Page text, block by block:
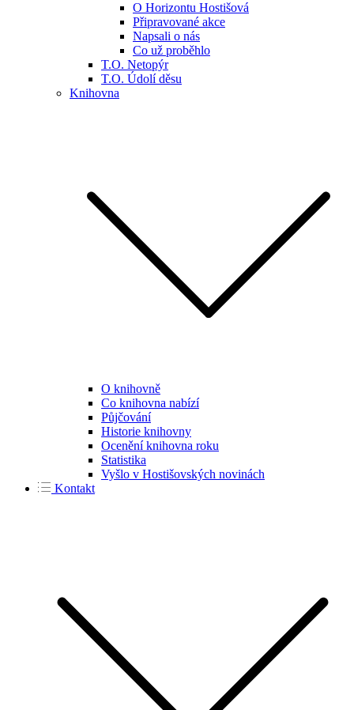
O Horizontu Hostišová
Připravované akce
Napsali o nás
Co už proběhlo
T.O. Netopýr
T.O. Údolí děsu
Knihovna
O knihovně
Co knihovna nabízí
Půjčování
Historie knihovny
Ocenění knihovna roku
Statistika
Vyšlo v Hostišovských novinách
Kontakt